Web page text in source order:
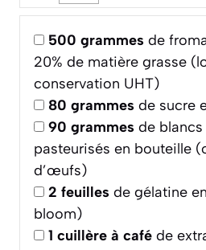
500 grammes de
20% de matière grasse
conservation UHT)
80 grammes de sucre
90 grammes de
pasteurisés en bouteille
d’œufs)
2 feuilles de gélatine
bloom)
1 cuillère à café de